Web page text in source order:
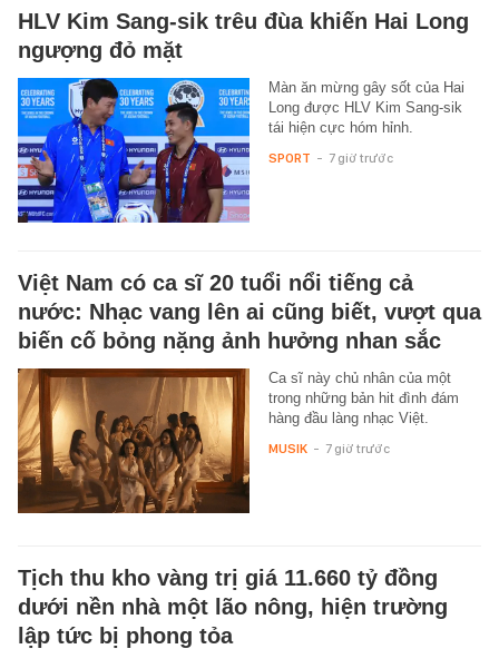
HLV Kim Sang-sik trêu đùa khiến Hai Long
ngượng đỏ mặt
Màn ăn mừng gây sốt của Hai
Long được HLV Kim Sang-sik
tái hiện cực hóm hỉnh.
SPORT - 7 giờ trước
Việt Nam có ca sĩ 20 tuổi nổi tiếng cả
nước: Nhạc vang lên ai cũng biết, vượt qua
biến cố bỏng nặng ảnh hưởng nhan sắc
Ca sĩ này chủ nhân của một
trong những bản hit đình đám
hàng đầu làng nhạc Việt.
MUSIK - 7 giờ trước
Tịch thu kho vàng trị giá 11.660 tỷ đồng
dưới nền nhà một lão nông, hiện trường
lập tức bị phong tỏa